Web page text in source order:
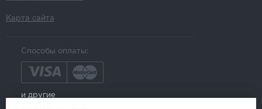
Карта сайта
Способы оплаты:
и другие